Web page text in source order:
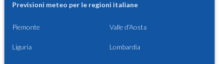
Previsioni meteo per le regioni italiane
Piemonte Valle d'Aosta
Liguria Lombardia